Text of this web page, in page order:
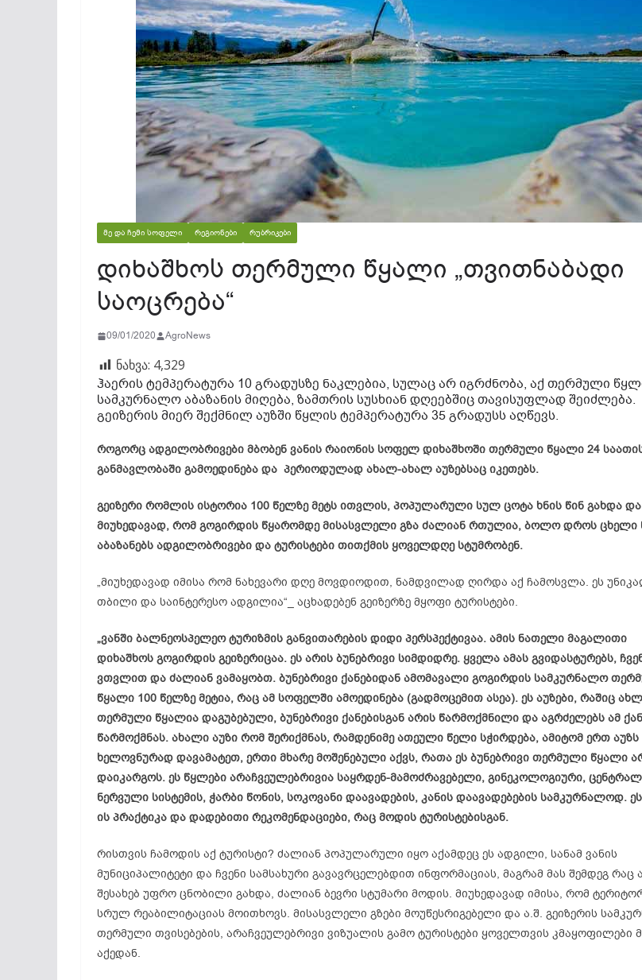
ᲛᲔ ᲓᲐ ᲩᲔᲛᲘ ᲡᲝᲤᲔᲚᲘ ᲠᲔᲒᲘᲝᲜᲔᲑᲘ ᲠᲣᲑᲠᲘᲙᲔᲑᲘ
დიხაშხოს თერმული წყალი „თვითნაბადი
საოცრება“
09/01/2020 AgroNews
ნახვა: 4,329
ჰაერის ტემპერატურა 10 გრადუსზე ნაკლებია, სულაც არ იგრძნობა, აქ თერმული
სამკურნალო აბაზანის მიღება, ზამთრის სუსხიან დღეებშიც თავისუფლად შეიძლება.
გეიზერისმიერ შექმნილ აუზში წყლის ტემპერატურა 35 გრადუსს აღწევს.
როგორც ადგილობრივები მბობენ ვანის რაიონის სოფელ დიხაშხოში თერმული წყალი 24
განმავლობაში გამოედინება და პერიოდულად ახალ-ახალ აუზებსაც იკეთებს.
გეიზერი რომლის ისტორია 100 წელზე მეტს ითვლის, პოპულარული სულ ცოტა ხნის წინ გახდა და
მიუხედავად, რომ გოგირდის წყარომდე მისასვლელი გზა ძალიან რთულია, ბოლო დროს ცხელი
აბაზანებს ადგილობრივები და ტურისტები თითქმის ყოველდღე სტუმრობენ.
„მიუხედავად იმისა რომ ნახევარი დღე მოვდიოდით, ნამდვილად ღირდა აქ ჩამოსვლა. ეს
თბილი და საინტერესო ადგილია“_ აცხადებენ გეიზერზე მყოფი ტურისტები.
„ვანში ბალნეოსპელეო ტურიზმის განვითარების დიდი პერსპექტივაა. ამის ნათელი მაგალითი
დიხაშხოს გოგირდის გეიზერიცაა. ეს არის ბუნებრივი სიმდიდრე. ყველა ამას გვიდასტურებს,
ვთვლით და ძალიან ვამაყობთ. ბუნებრივი ქანებიდან ამომავალი გოგირდის სამკურნალო
წყალი 100 წელზე მეტია, რაც ამ სოფელში ამოედინება (გადმოცემით ასეა). ეს აუზები, რაშიც
თერმული წყალია დაგუბებული, ბუნებრივი ქანებისგან არის წარმოქმნილი და აგრძელებს ამ
წარმოქმნას. ახალი აუზი რომ შერიქმნას, რამდენიმე ათეული წელი სჭირდება, ამიტომ ერთ
ხელოვნურად დავამატეთ, ერთი მხარე მოშენებული აქვს, რათა ეს ბუნებრივი თერმული წყალი
დაიკარგოს. ეს წყლები არაჩვეულებრივია საყრდენ-მამოძრავებელი, გინეკოლოგიური,
ნერვული სისტემის, ჭარბი წონის, სოკოვანი დაავადების, კანის დაავადებების სამკურნალოდ.
ის პრაქტიკა და დადებითი რეკომენდაციები, რაც მოდის ტურისტებისგან.
რისთვის ჩამოდის აქ ტურისტი? ძალიან პოპულარული იყო აქამდეც ეს ადგილი, სანამ ვანის
მუნიციპალიტეტი და ჩვენი სამსახური გავავრცელებდით ინფორმაციას, მაგრამ მას შემდეგ რაც
შესახებ უფრო ცნობილი გახდა, ძალიან ბევრი სტუმარი მოდის. მიუხედავად იმისა, რომ
სრულ რეაბილიტაციას მოითხოვს. მისასვლელი გზები მოუწესრიგებელი და ა.შ. გეიზერის
თერმული თვისებების, არაჩვეულებრივი ვიზუალის გამო ტურისტები ყოველთვის კმაყოფილები
აქედან.